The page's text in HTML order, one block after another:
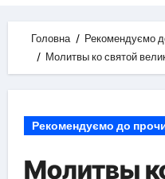
Головна
Рекомендуємо
Молитвы ко святой
Рекомендуємо до
Молитвы